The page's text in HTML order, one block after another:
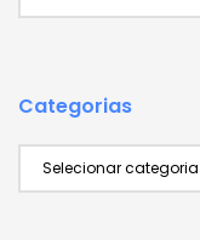
Categorias